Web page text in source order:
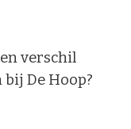
verschil
De Hoop?